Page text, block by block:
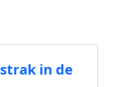
in de